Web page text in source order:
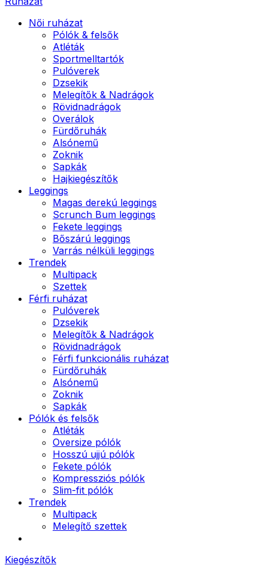
Női ruházat
Pólók & felsők
Atléták
Sportmelltartók
Pulóverek
Dzsekik
Melegítők & Nadrágok
Rövidnadrágok
Overálok
Fürdőruhák
Alsónemű
Zoknik
Sapkák
Hajkiegészítők
Leggings
Magas derekú leggings
Scrunch Bum leggings
Fekete leggings
Bőszárú leggings
Varrás nélküli leggings
Trendek
Multipack
Szettek
Férfi ruházat
Pulóverek
Dzsekik
Melegítők & Nadrágok
Rövidnadrágok
Férfi funkcionális ruházat
Fürdőruhák
Alsónemű
Zoknik
Sapkák
Pólók és felsők
Atléták
Oversize pólók
Hosszú ujjú pólók
Fekete pólók
Kompressziós pólók
Slim-fit pólók
Trendek
Multipack
Melegítő szettek
Kiegészítők